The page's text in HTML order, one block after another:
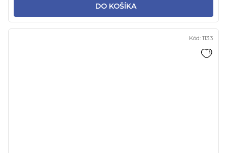
DO KOŠÍKA
Kód: 1133